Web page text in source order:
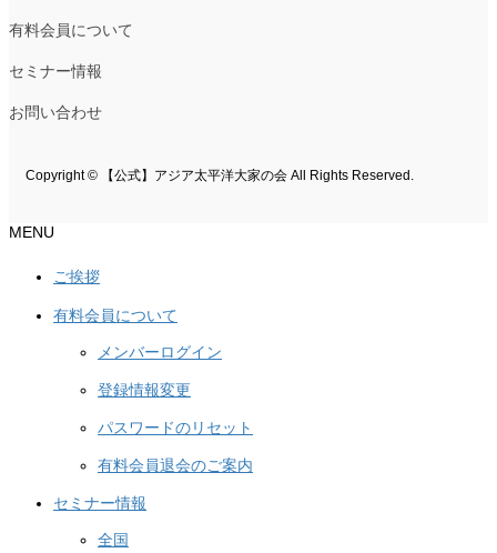
有料会員について
セミナー情報
お問い合わせ
Copyright © 【公式】アジア太平洋大家の会 All Rights Reserved.
MENU
ご挨拶
有料会員について
メンバーログイン
登録情報変更
パスワードのリセット
有料会員退会のご案内
セミナー情報
全国